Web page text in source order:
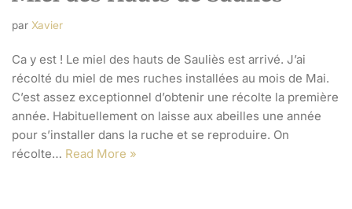
par Xavier
Ca y est ! Le miel des hauts de Sauliès est arrivé. J’ai
récolté du miel de mes ruches installées au mois de Mai.
C’est assez exceptionnel d’obtenir une récolte la première
année. Habituellement on laisse aux abeilles une année
pour s’installer dans la ruche et se reproduire. On
récolte… Read More »